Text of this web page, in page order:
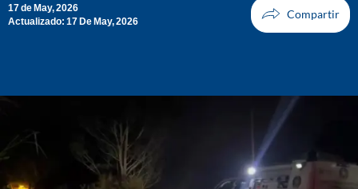
17 de May, 2026
Actualizado: 17 De May, 2026